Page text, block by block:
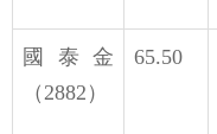
國泰金
（2882）
65.50